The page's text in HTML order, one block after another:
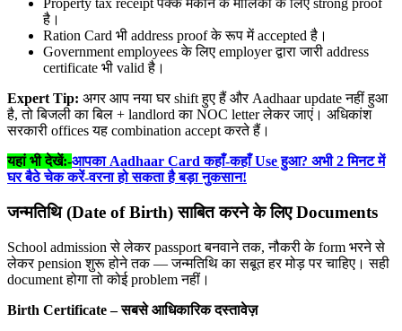
Property tax receipt पक्के मकान के मालिकों के लिए strong proof
है।
Ration Card भी address proof के रूप में accepted है।
Government employees के लिए employer द्वारा जारी address
certificate भी valid है।
Expert Tip: अगर आप नया घर shift हुए हैं और Aadhaar update नहीं हुआ
है, तो बिजली का बिल + landlord का NOC letter लेकर जाएं। अधिकांश
सरकारी offices यह combination accept करते हैं।
यहां भी देखें:-आपका Aadhaar Card कहाँ-कहाँ Use हुआ? अभी 2 मिनट में
घर बैठे चेक करें-वरना हो सकता है बड़ा नुकसान!
जन्मतिथि (Date of Birth) साबित करने के लिए Documents
School admission से लेकर passport बनवाने तक, नौकरी के form भरने से
लेकर pension शुरू होने तक — जन्मतिथि का सबूत हर मोड़ पर चाहिए। सही
document होगा तो कोई problem नहीं।
Birth Certificate – सबसे आधिकारिक दस्तावेज़